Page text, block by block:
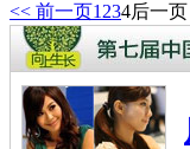
<< 前一页1 234后一